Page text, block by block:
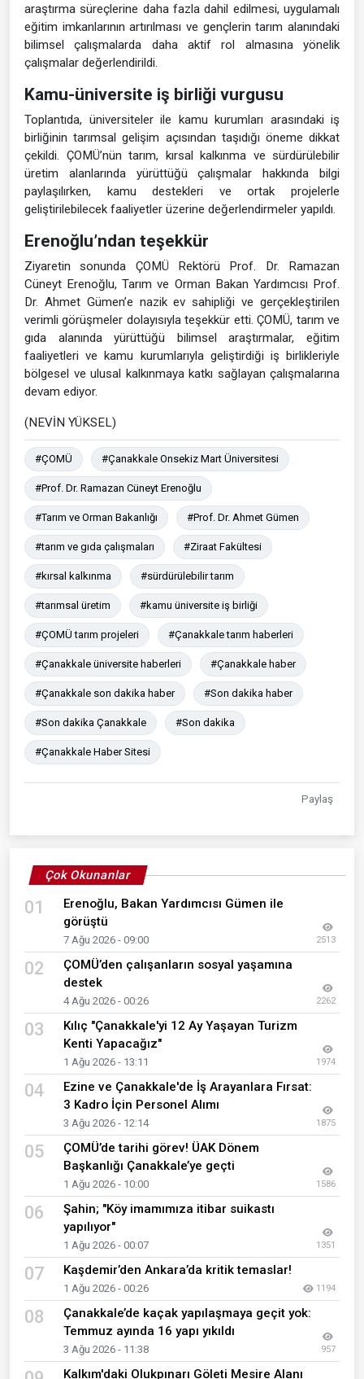
araştırma süreçlerine daha fazla dahil edilmesi, uygulamalı
eğitim imkanlarının artırılması ve gençlerin tarım alanındaki
bilimsel çalışmalarda daha aktif rol almasına yönelik
çalışmalar değerlendirildi.
Kamu-üniversite iş birliği vurgusu
Toplantıda, üniversiteler ile kamu kurumları arasındaki iş
birliğinin tarımsal gelişim açısından taşıdığı öneme dikkat
çekildi. ÇOMÜ’nün tarım, kırsal kalkınma ve sürdürülebilir
üretim alanlarında yürüttüğü çalışmalar hakkında bilgi
paylaşılırken, kamu destekleri ve ortak projelerle
geliştirilebilecek faaliyetler üzerine değerlendirmeler yapıldı.
Erenoğlu’ndan teşekkür
Ziyaretin sonunda ÇOMÜ Rektörü Prof. Dr. Ramazan
Cüneyt Erenoğlu, Tarım ve Orman Bakan Yardımcısı Prof.
Dr. Ahmet Gümen’e nazik ev sahipliği ve gerçekleştirilen
verimli görüşmeler dolayısıyla teşekkür etti. ÇOMÜ, tarım ve
gıda alanında yürüttüğü bilimsel araştırmalar, eğitim
faaliyetleri ve kamu kurumlarıyla geliştirdiği iş birlikleriyle
bölgesel ve ulusal kalkınmaya katkı sağlayan çalışmalarına
devam ediyor.
(NEVİN YÜKSEL)
#ÇOMÜ #Çanakkale Onsekiz Mart Üniversitesi
#Prof. Dr. Ramazan Cüneyt Erenoğlu
#Tarım ve Orman Bakanlığı #Prof. Dr. Ahmet Gümen
#tarım ve gıda çalışmaları #Ziraat Fakültesi
#kırsal kalkınma #sürdürülebilir tarım
#tarımsal üretim #kamu üniversite iş birliği
#ÇOMÜ tarım projeleri #Çanakkale tarım haberleri
#Çanakkale üniversite haberleri #Çanakkale haber
#Çanakkale son dakika haber #Son dakika haber
#Son dakika Çanakkale #Son dakika
#Çanakkale Haber Sitesi
Paylaş
Çok Okunanlar
01
Erenoğlu, Bakan Yardımcısı Gümen ile
görüştü
7 Ağu 2026 - 09:00 2513
02
ÇOMÜ’den çalışanların sosyal yaşamına
destek
4 Ağu 2026 - 00:26 2262
03
Kılıç "Çanakkale'yi 12 Ay Yaşayan Turizm
Kenti Yapacağız"
1 Ağu 2026 - 13:11 1974
04
Ezine ve Çanakkale'de İş Arayanlara Fırsat:
3 Kadro İçin Personel Alımı
3 Ağu 2026 - 12:14 1875
05
ÇOMÜ’de tarihi görev! ÜAK Dönem
Başkanlığı Çanakkale’ye geçti
1 Ağu 2026 - 10:00 1586
06
Şahin; "Köy imamımıza itibar suikastı
yapılıyor"
1 Ağu 2026 - 00:07 1351
07 Kaşdemir’den Ankara’da kritik temaslar!
1 Ağu 2026 - 00:26 1194
08
Çanakkale’de kaçak yapılaşmaya geçit yok:
Temmuz ayında 16 yapı yıkıldı
3 Ağu 2026 - 11:38 957
Kalkım'daki Olukpınarı Göleti Mesire Alanı